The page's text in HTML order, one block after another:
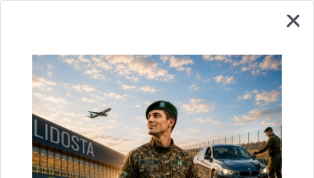
Laiks
10.00–15.00
Atrašanās vieta
Rēzeknes novada pašvaldība, Atbrīvošanas aleja
95a, Rēzekne